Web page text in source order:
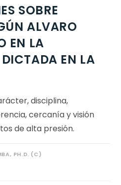
SOBRE
ALVARO
EN LA
EN LA
disciplina,
cercanía y visión
de alta presión.
PH.D. (C)